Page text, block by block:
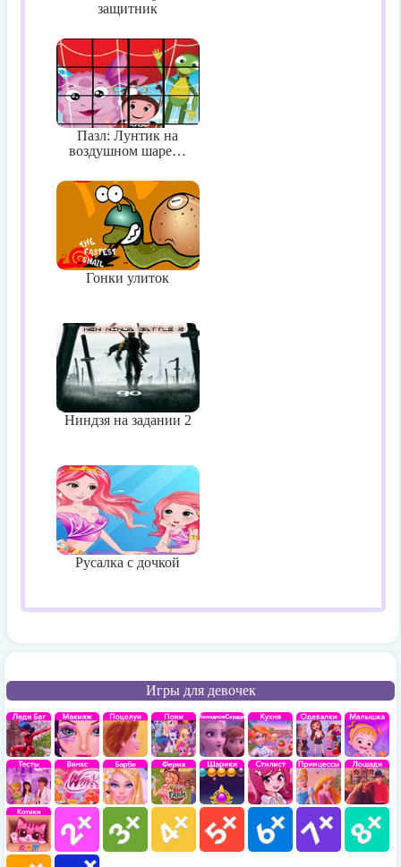
защитник
Пазл: Лунтик на
воздушном шаре…
Гонки улиток
Ниндзя на задании 2
Русалка с дочкой
Игры для девочек